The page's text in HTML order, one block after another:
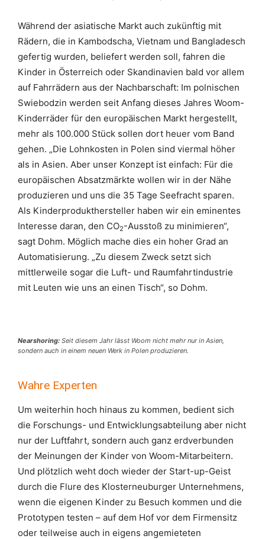
Während der asiatische Markt auch zukünftig mit
Rädern, die in Kambodscha, Vietnam und Bangladesch
gefertig wurden, beliefert werden soll, fahren die
Kinder in Österreich oder Skandinavien bald vor allem
auf Fahrrädern aus der Nachbarschaft: Im polnischen
Swiebodzin werden seit Anfang dieses Jahres Woom-
Kinderräder für den europäischen Markt hergestellt,
mehr als 100.000 Stück sollen dort heuer vom Band
gehen. „Die Lohnkosten in Polen sind viermal höher
als in Asien. Aber unser Konzept ist einfach: Für die
europäischen Absatzmärkte wollen wir in der Nähe
produzieren und uns die 35 Tage Seefracht sparen.
Als Kinderprodukthersteller haben wir ein eminentes
Interesse daran, den CO2-Ausstoß zu minimieren“,
sagt Dohm. Möglich mache dies ein hoher Grad an
Automatisierung. „Zu diesem Zweck setzt sich
mittlerweile sogar die Luft- und Raumfahrtindustrie
mit Leuten wie uns an einen Tisch“, so Dohm.
Nearshoring: Seit diesem Jahr lässt Woom nicht mehr nur in Asien,
sondern auch in einem neuen Werk in Polen produzieren.
Wahre Experten
Um weiterhin hoch hinaus zu kommen, bedient sich
die Forschungs- und Entwicklungsabteilung aber nicht
nur der Luftfahrt, sondern auch ganz erdverbunden
der Meinungen der Kinder von Woom-Mitarbeitern.
Und plötzlich weht doch wieder der Start-up-Geist
durch die Flure des Klosterneuburger Unternehmens,
wenn die eigenen Kinder zu Besuch kommen und die
Prototypen testen – auf dem Hof vor dem Firmensitz
oder teilweise auch in eigens angemieteten